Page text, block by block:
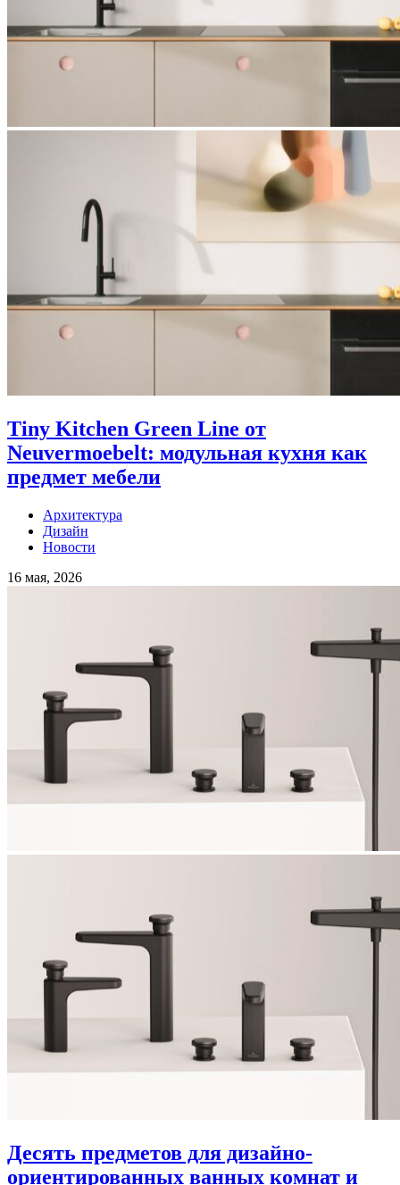
Tiny Kitchen Green Line от
Neuvermoebelt: модульная кухня как
предмет мебели
Архитектура
Дизайн
Новости
16 мая, 2026
Десять предметов для дизайно-
ориентированных ванных комнат и